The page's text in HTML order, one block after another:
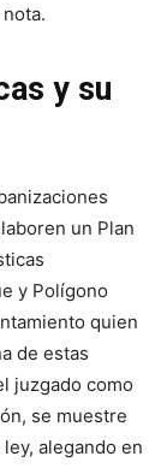
y su
un Plan
y Polígono
quien
de estas
juzgado como
se muestre
alegando en